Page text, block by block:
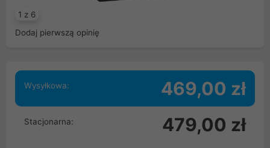
1 z 6
Dodaj pierwszą opinię
Wysyłkowa: 469,00 zł
Stacjonarna: 479,00 zł